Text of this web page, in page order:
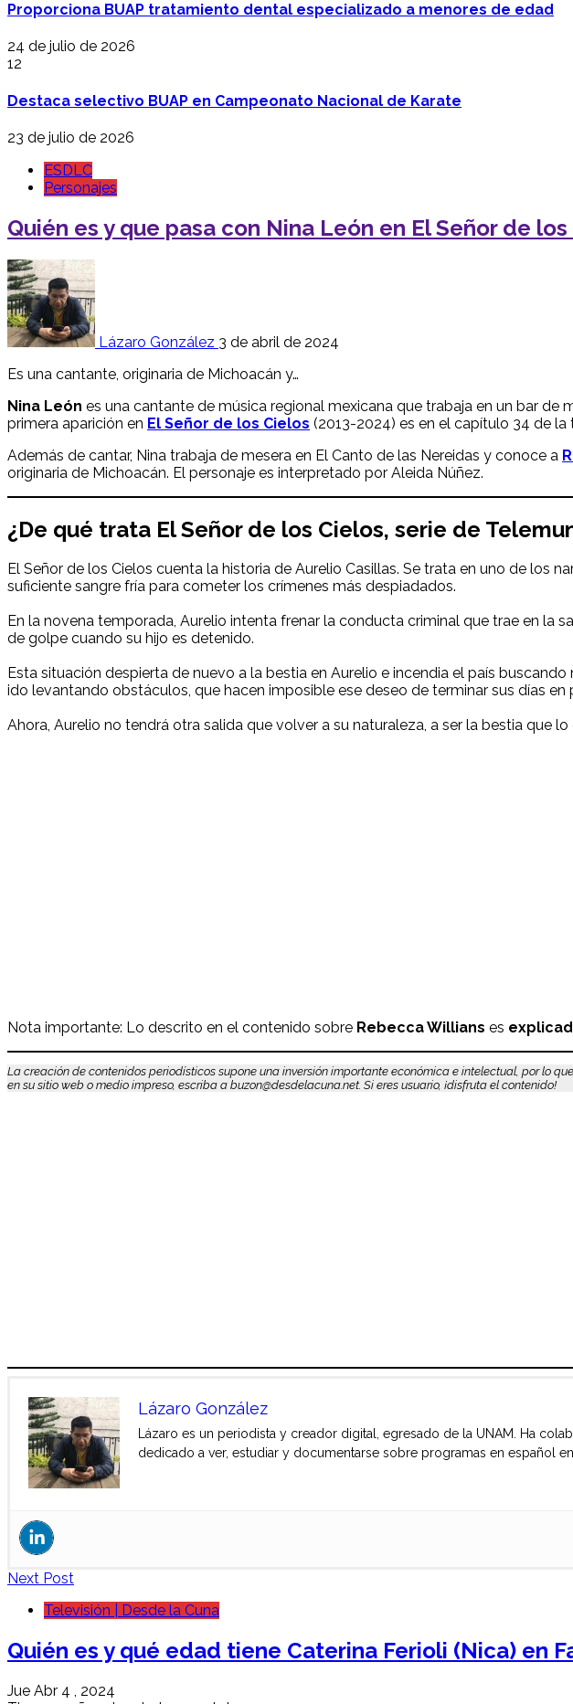
Proporciona BUAP tratamiento dental especializado a menores de edad
24 de julio de 2026
12
Destaca selectivo BUAP en Campeonato Nacional de Karate
23 de julio de 2026
ESDLC
Personajes
Quién es y que pasa con Nina León en El Señor de
Lázaro González 3 de abril de 2024
Es una cantante, originaria de Michoacán y…
Nina León es una cantante de música regional mexicana que trabaja en un bar
primera aparición en El Señor de los Cielos (2013-2024) es en el capítulo 34 de
Además de cantar, Nina trabaja de mesera en El Canto de las Nereidas y conoce a
originaria de Michoacán. El personaje es interpretado por Aleida Núñez.
¿De qué trata El Señor de los Cielos, serie de
El Señor de los Cielos cuenta la historia de Aurelio Casillas. Se trata en uno de los
suficiente sangre fría para cometer los crímenes más despiadados.
En la novena temporada, Aurelio intenta frenar la conducta criminal que trae en la
de golpe cuando su hijo es detenido.
Esta situación despierta de nuevo a la bestia en Aurelio e incendia el país
ido levantando obstáculos, que hacen imposible ese deseo de terminar sus días en
Ahora, Aurelio no tendrá otra salida que volver a su naturaleza, a ser la bestia que
Nota importante: Lo descrito en el contenido sobre Rebecca Willians es
La creación de contenidos periodísticos supone una inversión importante económica e intelectual, por lo que
en su sitio web o medio impreso, escriba a buzon@desdelacuna.net. Si eres usuario, ¡disfruta el contenido!
Lázaro González
Lázaro es un periodista y creador digital, egresado de la UNAM. Ha
dedicado a ver, estudiar y documentarse sobre programas en español
Next Post
Televisión | Desde la Cuna
Quién es y qué edad tiene Caterina Ferioli (Nica) en
Jue Abr 4 , 2024